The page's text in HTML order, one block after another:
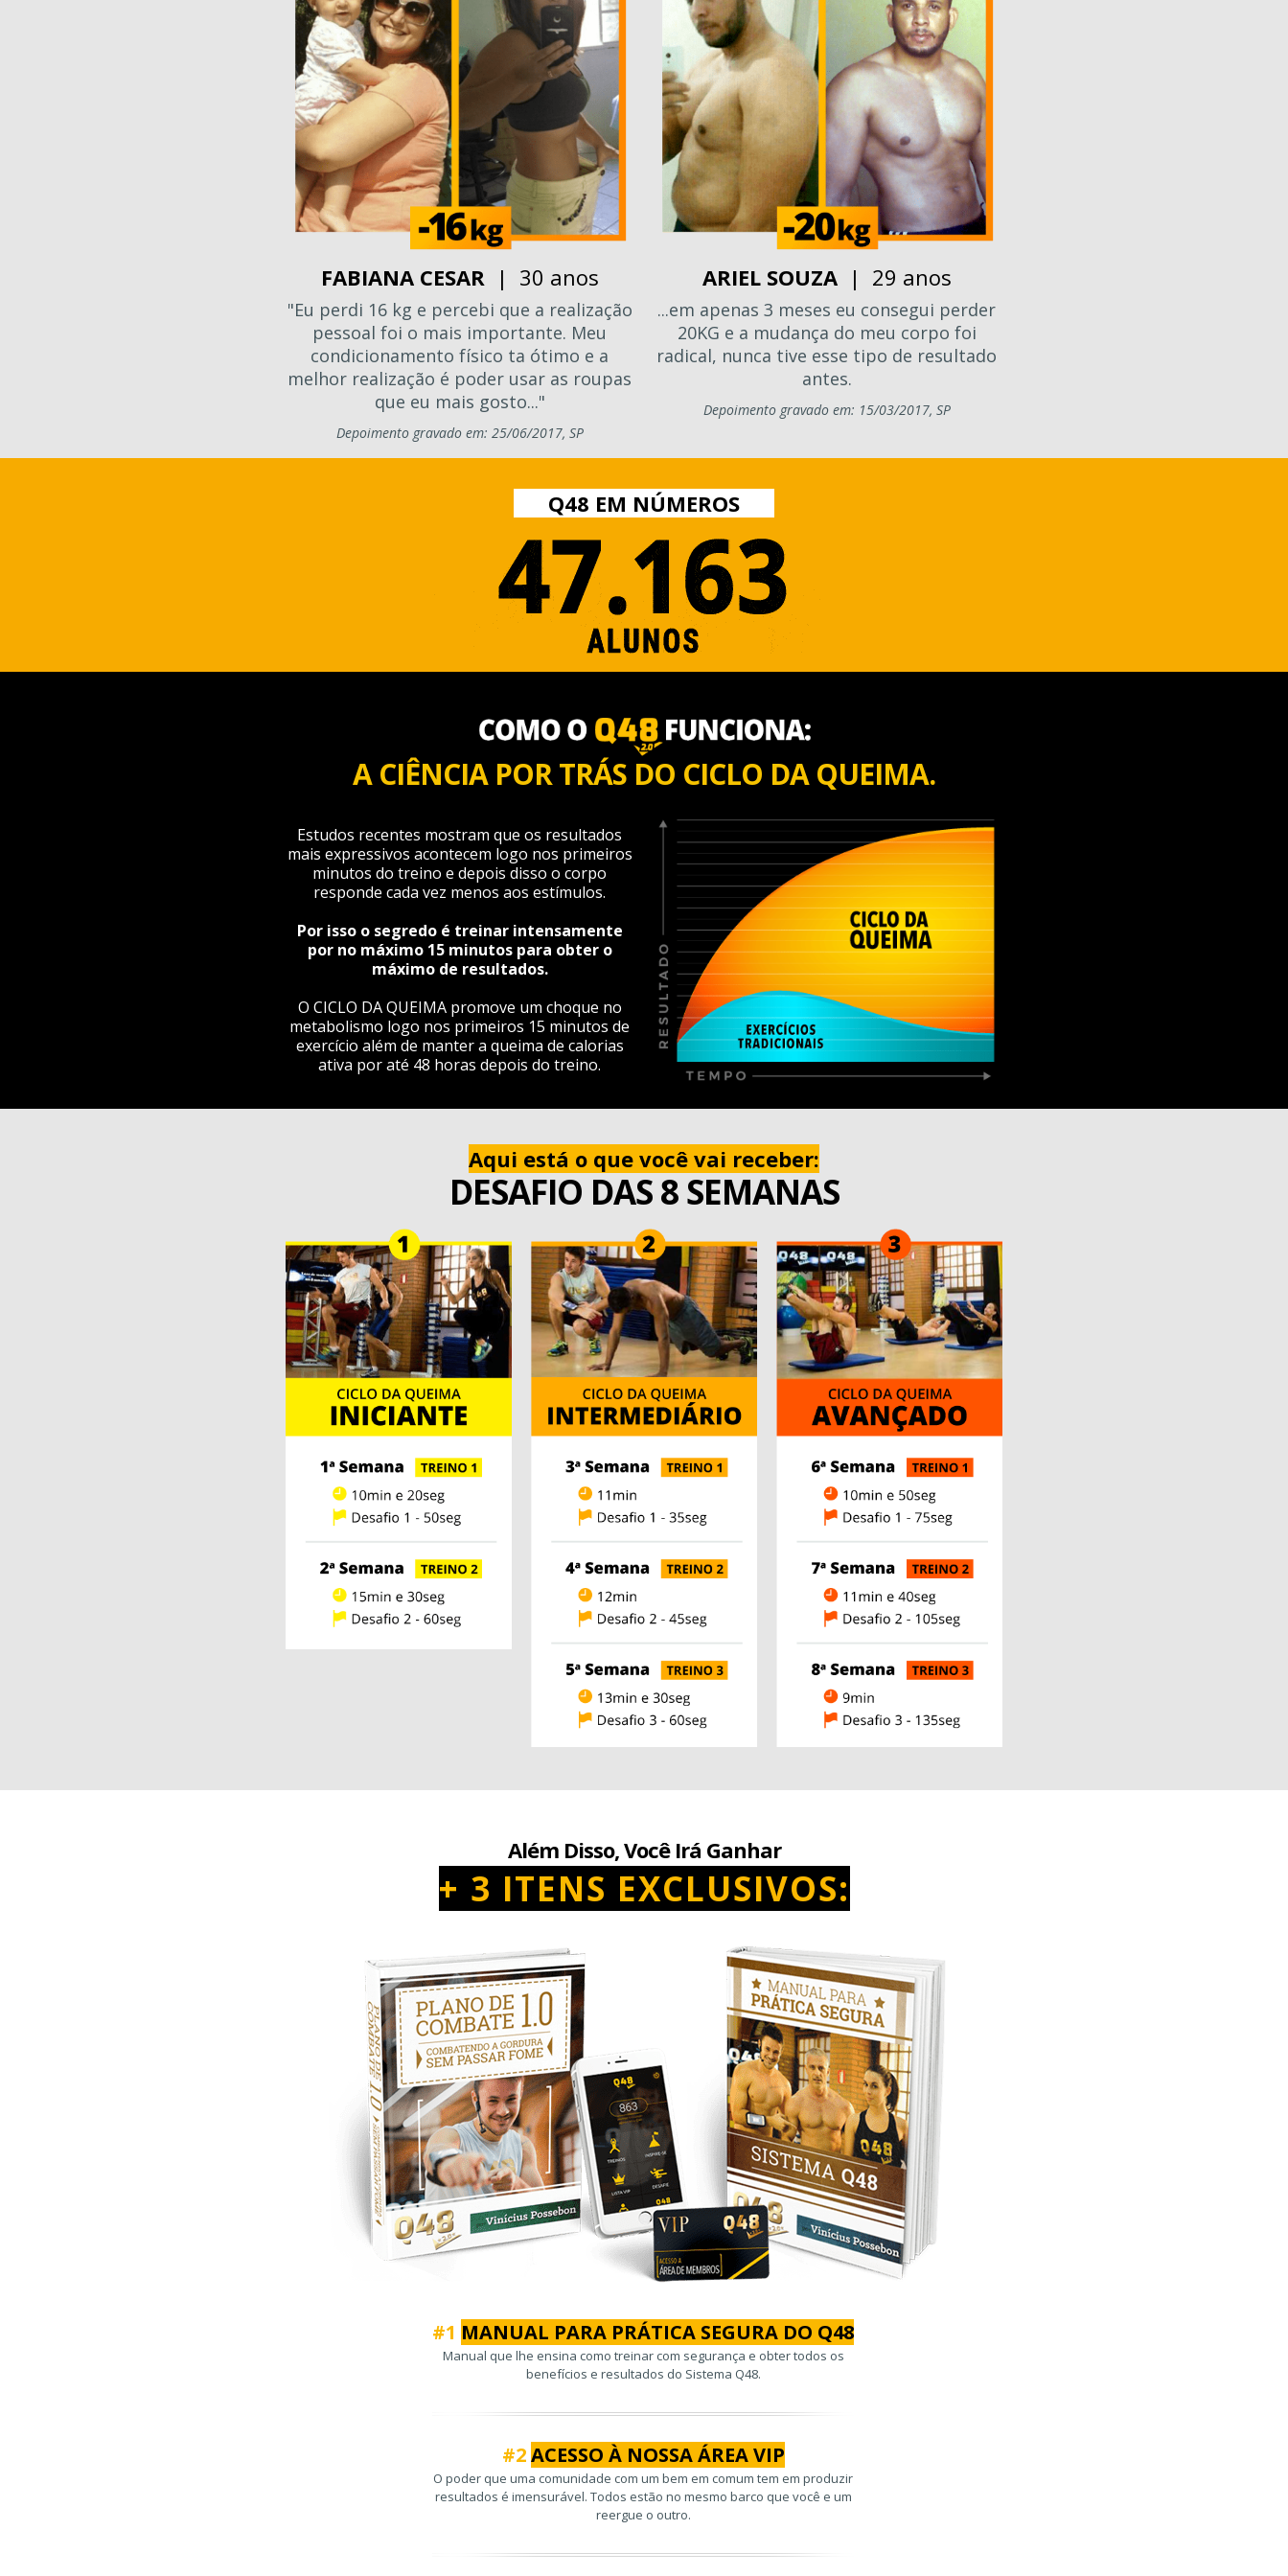
FABIANA CESAR | 30 anos
"Eu perdi 16 kg e percebi que a realização
pessoal foi o mais importante. Meu
condicionamento físico ta ótimo e a
melhor realização é poder usar as roupas
que eu mais gosto..."
Depoimento gravado em: 25/06/2017, SP
ARIEL SOUZA | 29 anos
...em apenas 3 meses eu consegui perder
20KG e a mudança do meu corpo foi
radical, nunca tive esse tipo de resultado
antes.
Depoimento gravado em: 15/03/2017, SP
Q48 EM NÚMEROS
A CIÊNCIA POR TRÁS DO CICLO DA QUEIMA.
Estudos recentes mostram que os resultados
mais expressivos acontecem logo nos primeiros
minutos do treino e depois disso o corpo
responde cada vez menos aos estímulos.
Por isso o segredo é treinar intensamente
por no máximo 15 minutos para obter o
máximo de resultados.
O CICLO DA QUEIMA promove um choque no
metabolismo logo nos primeiros 15 minutos de
exercício além de manter a queima de calorias
ativa por até 48 horas depois do treino.
Aqui está o que você vai receber:
DESAFIO DAS 8 SEMANAS
Além Disso, Você Irá Ganhar
+ 3 ITENS EXCLUSIVOS:
#1 MANUAL PARA PRÁTICA SEGURA DO Q48
Manual que lhe ensina como treinar com segurança e obter todos os
benefícios e resultados do Sistema Q48.
#2ACESSO À NOSSA ÁREA VIP
O poder que uma comunidade com um bem em comum tem em produzir
resultados é imensurável. Todos estão no mesmo barco que você e um
reergue o outro.